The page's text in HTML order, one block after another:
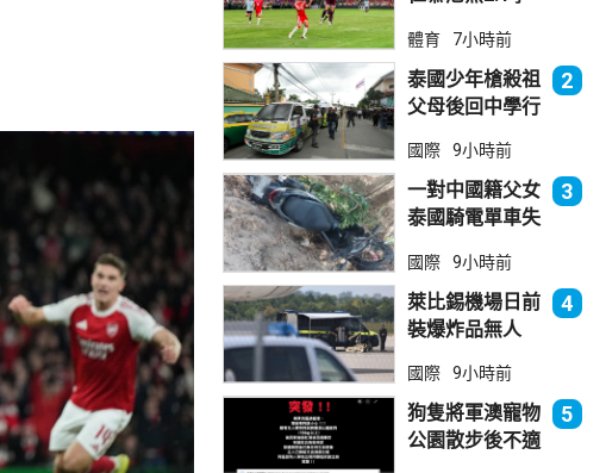
體育 7小時前
泰國少年槍殺祖
父母後回中學行
死23傷
2
國際 9小時前
一對中國籍父女
泰國騎電單車失
傷
3
國際 9小時前
萊比錫機場日前
裝爆炸品無人
發現再踢落
4
國際 9小時前
狗隻將軍澳寵物
公園散步後不適
5